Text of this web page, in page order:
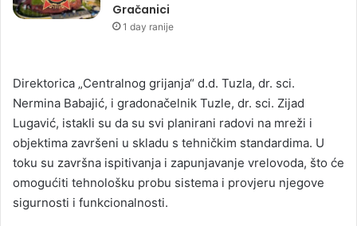
Gračanici
1 day ranije
Direktorica „Centralnog grijanja“ d.d. Tuzla, dr. sci.
Nermina Babajić, i gradonačelnik Tuzle, dr. sci. Zijad
Lugavić, istakli su da su svi planirani radovi na mreži i
objektima završeni u skladu s tehničkim standardima. U
toku su završna ispitivanja i zapunjavanje vrelovoda, što će
omogućiti tehnološku probu sistema i provjeru njegove
sigurnosti i funkcionalnosti.